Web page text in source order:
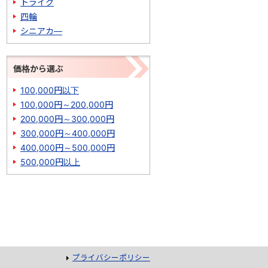
四輪
シニアカ―
価格から選ぶ
100,000円以下
100,000円～200,000円
200,000円～300,000円
300,000円～400,000円
400,000円～500,000円
500,000円以上
プライバシーポリシー